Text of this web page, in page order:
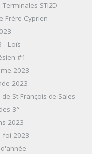
STI2D
Frère Cyprien
- Loïs
#1
2023
2023
St François de Sales
3°
2023
foi 2023